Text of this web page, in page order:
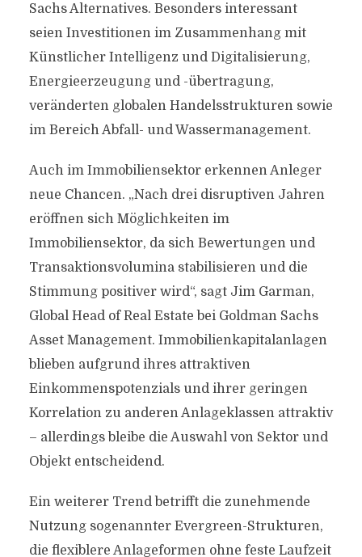
Sachs Alternatives. Besonders interessant
seien Investitionen im Zusammenhang mit
Künstlicher Intelligenz und Digitalisierung,
Energieerzeugung und -übertragung,
veränderten globalen Handelsstrukturen sowie
im Bereich Abfall- und Wassermanagement.
Auch im Immobiliensektor erkennen Anleger
neue Chancen. „Nach drei disruptiven Jahren
eröffnen sich Möglichkeiten im
Immobiliensektor, da sich Bewertungen und
Transaktionsvolumina stabilisieren und die
Stimmung positiver wird“, sagt Jim Garman,
Global Head of Real Estate bei Goldman Sachs
Asset Management. Immobilienkapitalanlagen
blieben aufgrund ihres attraktiven
Einkommenspotenzials und ihrer geringen
Korrelation zu anderen Anlageklassen attraktiv
– allerdings bleibe die Auswahl von Sektor und
Objekt entscheidend.
Ein weiterer Trend betrifft die zunehmende
Nutzung sogenannter Evergreen-Strukturen,
die flexiblere Anlageformen ohne feste Laufzeit